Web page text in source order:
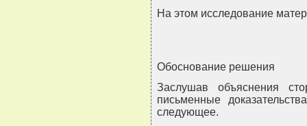
На этом исследование
Обоснование решения
Заслушав объяснения
письменные
следующее.